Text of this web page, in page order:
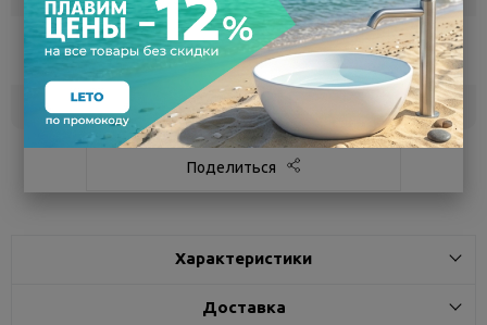
Воронеж
Самовывоз
сегодня
Белгород под заказ
Поделиться
Характеристики
Доставка